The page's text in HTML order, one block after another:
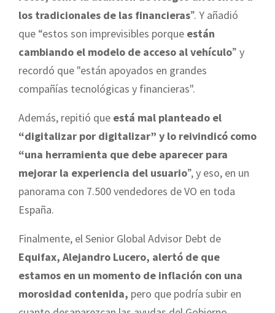
los tradicionales de las financieras”. Y añadió
que “estos son imprevisibles porque están
cambiando el modelo de acceso al vehículo” y
recordó que "están apoyados en grandes
compañías tecnológicas y financieras".
Además, repitió que está mal planteado el
“digitalizar por digitalizar” y lo reivindicó como
“una herramienta que debe aparecer para
mejorar la experiencia del usuario”, y eso, en un
panorama con 7.500 vendedores de VO en toda
España.
Finalmente, el Senior Global Advisor Debt de
Equifax, Alejandro Lucero, alertó de que
estamos en un momento de inflación con una
morosidad contenida, pero que podría subir en